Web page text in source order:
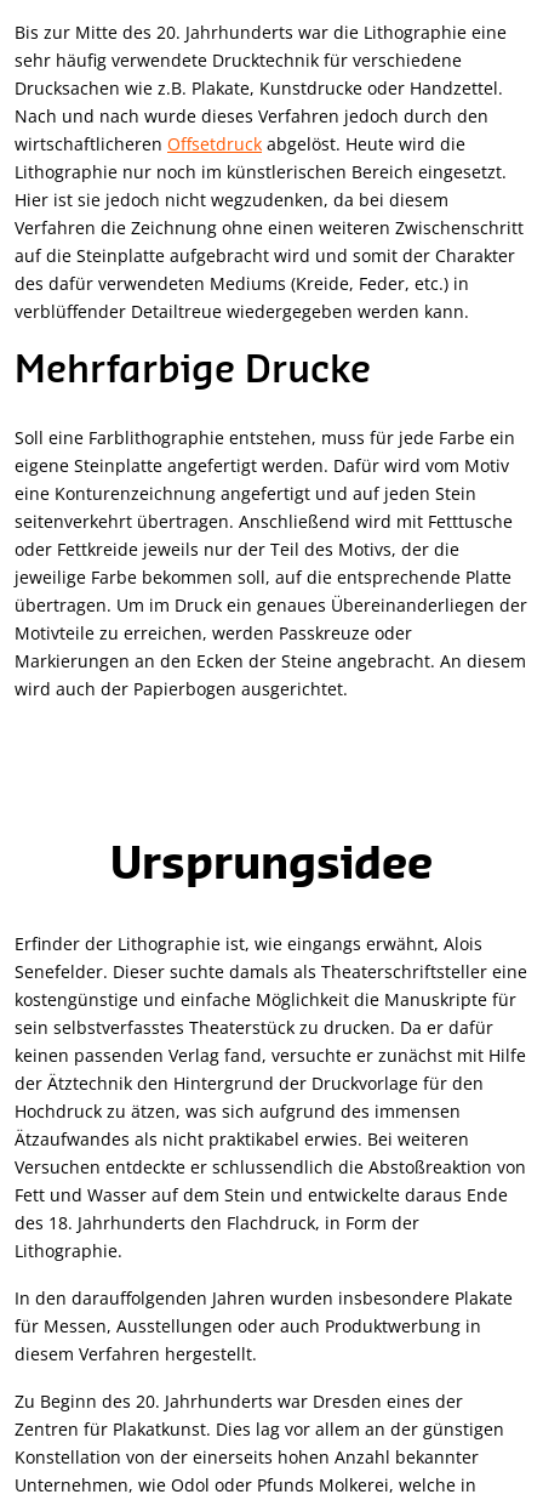
Bis zur Mitte des 20. Jahrhunderts war die Lithographie eine
sehr häufig verwendete Drucktechnik für verschiedene
Drucksachen wie z.B. Plakate, Kunstdrucke oder Handzettel.
Nach und nach wurde dieses Verfahren jedoch durch den
wirtschaftlicheren Offsetdruck abgelöst. Heute wird die
Lithographie nur noch im künstlerischen Bereich eingesetzt.
Hier ist sie jedoch nicht wegzudenken, da bei diesem
Verfahren die Zeichnung ohne einen weiteren Zwischenschritt
auf die Steinplatte aufgebracht wird und somit der Charakter
des dafür verwendeten Mediums (Kreide, Feder, etc.) in
verblüffender Detailtreue wiedergegeben werden kann.
Mehrfarbige Drucke
Soll eine Farblithographie entstehen, muss für jede Farbe ein
eigene Steinplatte angefertigt werden. Dafür wird vom Motiv
eine Konturenzeichnung angefertigt und auf jeden Stein
seitenverkehrt übertragen. Anschließend wird mit Fetttusche
oder Fettkreide jeweils nur der Teil des Motivs, der die
jeweilige Farbe bekommen soll, auf die entsprechende Platte
übertragen. Um im Druck ein genaues Übereinanderliegen der
Motivteile zu erreichen, werden Passkreuze oder
Markierungen an den Ecken der Steine angebracht. An diesem
wird auch der Papierbogen ausgerichtet.
Ursprungsidee
Erfinder der Lithographie ist, wie eingangs erwähnt, Alois
Senefelder. Dieser suchte damals als Theaterschriftsteller eine
kostengünstige und einfache Möglichkeit die Manuskripte für
sein selbstverfasstes Theaterstück zu drucken. Da er dafür
keinen passenden Verlag fand, versuchte er zunächst mit Hilfe
der Ätztechnik den Hintergrund der Druckvorlage für den
Hochdruck zu ätzen, was sich aufgrund des immensen
Ätzaufwandes als nicht praktikabel erwies. Bei weiteren
Versuchen entdeckte er schlussendlich die Abstoßreaktion von
Fett und Wasser auf dem Stein und entwickelte daraus Ende
des 18. Jahrhunderts den Flachdruck, in Form der
Lithographie.
In den darauffolgenden Jahren wurden insbesondere Plakate
für Messen, Ausstellungen oder auch Produktwerbung in
diesem Verfahren hergestellt.
Zu Beginn des 20. Jahrhunderts war Dresden eines der
Zentren für Plakatkunst. Dies lag vor allem an der günstigen
Konstellation von der einerseits hohen Anzahl bekannter
Unternehmen, wie Odol oder Pfunds Molkerei, welche in